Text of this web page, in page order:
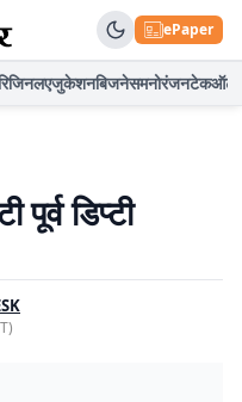
ePaper
एजुकेशनबिजनेसमनोरंजनटेकऑटो
डिप्टी